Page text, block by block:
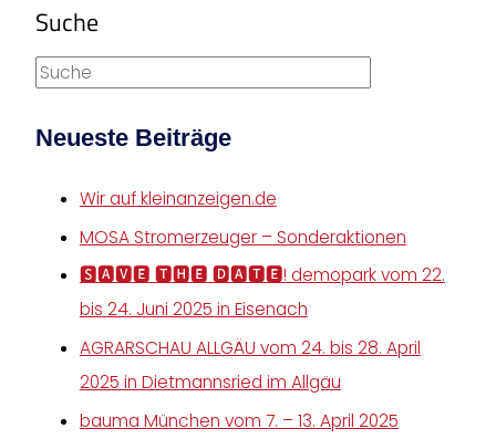
Suche
Neueste Beiträge
Wir auf kleinanzeigen.de
MOSA Stromerzeuger – Sonderaktionen
🆂🅰🆅🅴 🆃🅷🅴 🅳🅰🆃🅴! demopark vom 22.
bis 24. Juni 2025 in Eisenach
AGRARSCHAU ALLGÄU vom 24. bis 28. April
2025 in Dietmannsried im Allgäu
bauma München vom 7. – 13. April 2025